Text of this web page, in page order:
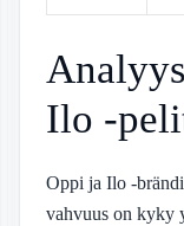
Ilo -
Oppi ja Ilo -
vahvuus on kyky